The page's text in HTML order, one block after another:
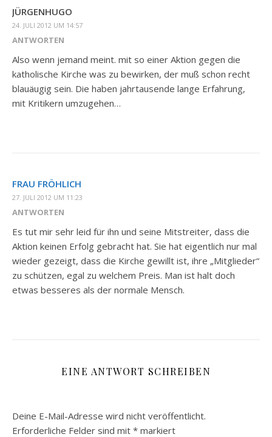
JÜRGENHUGO
24. JULI 2012 UM 14:57
ANTWORTEN
Also wenn jemand meint. mit so einer Aktion gegen die
katholische Kirche was zu bewirken, der muß schon recht
blauäugig sein. Die haben jahrtausende lange Erfahrung,
mit Kritikern umzugehen…
FRAU FRÖHLICH
27. JULI 2012 UM 11:23
ANTWORTEN
Es tut mir sehr leid für ihn und seine Mitstreiter, dass die
Aktion keinen Erfolg gebracht hat. Sie hat eigentlich nur mal
wieder gezeigt, dass die Kirche gewillt ist, ihre „Mitglieder“
zu schützen, egal zu welchem Preis. Man ist halt doch
etwas besseres als der normale Mensch.
EINE ANTWORT SCHREIBEN
Deine E-Mail-Adresse wird nicht veröffentlicht.
Erforderliche Felder sind mit * markiert